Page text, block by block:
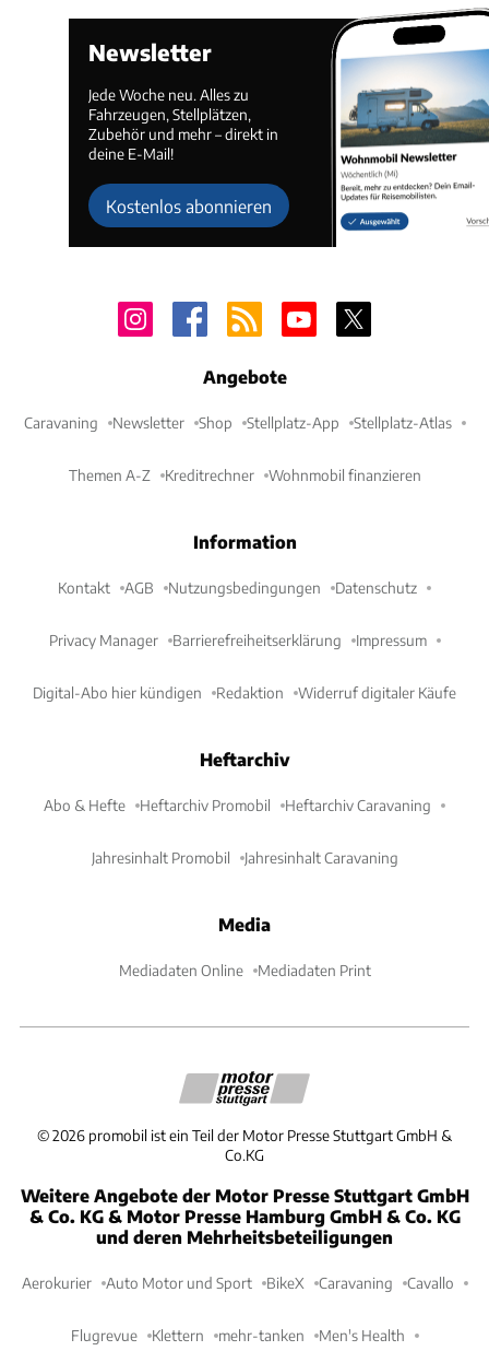
Newsletter
Jede Woche neu. Alles zu
Fahrzeugen, Stellplätzen,
Zubehör und mehr – direkt in
deine E-Mail!
Kostenlos abonnieren
Angebote
Caravaning Newsletter Shop Stellplatz-App Stellplatz-Atlas
Themen A-Z Kreditrechner Wohnmobil finanzieren
Information
Kontakt AGB Nutzungsbedingungen Datenschutz
Privacy Manager Barrierefreiheitserklärung Impressum
Digital-Abo hier kündigen Redaktion Widerruf digitaler Käufe
Heftarchiv
Abo & Hefte Heftarchiv Promobil Heftarchiv Caravaning
Jahresinhalt Promobil Jahresinhalt Caravaning
Media
Mediadaten Online Mediadaten Print
©2026 promobil ist ein Teil der Motor Presse Stuttgart GmbH &
Co.KG
Weitere Angebote der Motor Presse Stuttgart GmbH
& Co. KG & Motor Presse Hamburg GmbH & Co. KG
und deren Mehrheitsbeteiligungen
Aerokurier Auto Motor und Sport BikeX Caravaning Cavallo
Flugrevue Klettern mehr-tanken Men's Health